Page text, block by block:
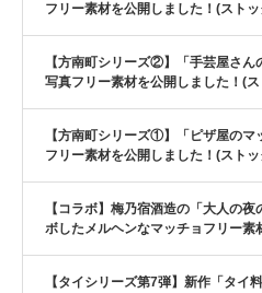
フリー素材を公開しました！(スト
【方南町シリーズ②】「手芸屋さん
写真フリー素材を公開しました！(
【方南町シリーズ①】「ピザ屋のマ
フリー素材を公開しました！(スト
【コラボ】梅乃宿酒造の「大人の夜
ボしたメルヘンなマッチョフリー素
【タイシリーズ第7弾】新作「タイ